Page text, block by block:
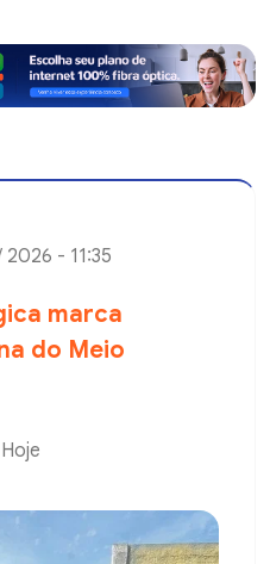
2026 - 11:35
marca
do Meio